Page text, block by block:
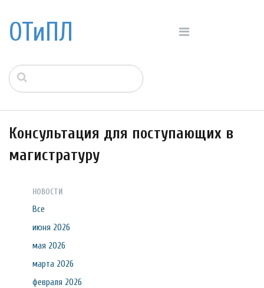
ОТиПЛ
Консультация для поступающих в
магистратуру
НОВОСТИ
Все
июня 2026
мая 2026
марта 2026
февраля 2026